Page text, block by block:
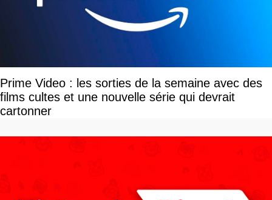
Prime Video : les sorties de la semaine avec des
films cultes et une nouvelle série qui devrait
cartonner